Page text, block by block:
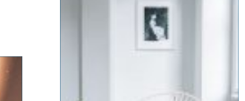
kombinerer ro, fokus og
dyb mental foran...